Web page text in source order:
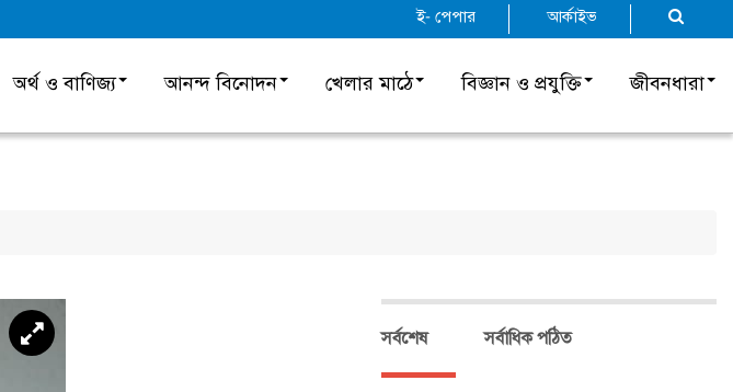
ই- পেপার আর্কাইভ
অর্থ ও বাণিজ্য আনন্দ বিনোদন খেলার মাঠে বিজ্ঞান ও প্রযুক্তি জীবনধারা
সর্বশেষ সর্বাধিক পঠিত